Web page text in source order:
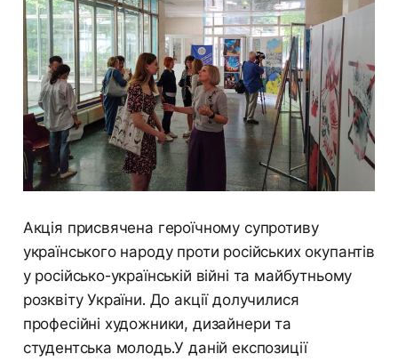
Акція присвячена героїчному супротиву
українського народу проти російських окупантів
у російсько-українській війні та майбутньому
розквіту України. До акції долучилися
професійні художники, дизайнери та
студентська молодь.У даній експозиції